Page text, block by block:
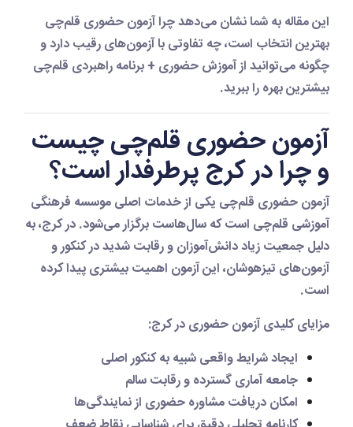
این مقاله به شما نشان می‌دهد چرا آزمون حضوری قلم‌چی
بهترین انتخاب است، چه تفاوتی با آزمون‌های رقیب دارد و
چگونه می‌توانید ازآموزش حضوری + برنامه راهبردی قلم‌چی
بیشترین بهره را ببرید.
آزمون حضوری قلم‌چی چیست
و چرا در کرج پرطرفدار است؟
آزمون حضوری قلم‌چی یکی از خدمات اصلی موسسه فرهنگی
آموزشی قلم‌چی است که سال‌هاست برگزار می‌شود. در کرج، به
دلیل جمعیت زیاد دانش‌آموزان و رقابت شدید در کنکور و
آزمون‌های تیزهوشان، این آزمون اهمیت بیشتری پیدا کرده
است.
مزایای کلیدی آزمون حضوری در کرج:
ایجاد شرایط واقعی شبیه به کنکور اصلی
جامعه آماری گسترده و رقابت سالم
امکان دریافت مشاوره حضوری از نمایندگی‌ها